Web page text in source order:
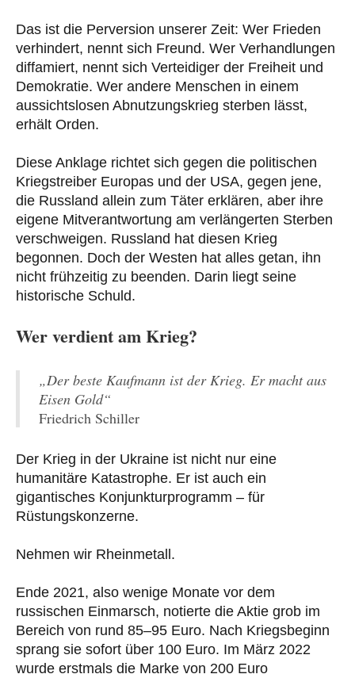
Das ist die Perversion unserer Zeit: Wer Frieden
verhindert, nennt sich Freund. Wer Verhandlungen
diffamiert, nennt sich Verteidiger der Freiheit und
Demokratie. Wer andere Menschen in einem
aussichtslosen Abnutzungskrieg sterben lässt,
erhält Orden.
Diese Anklage richtet sich gegen die politischen
Kriegstreiber Europas und der USA, gegen jene,
die Russland allein zum Täter erklären, aber ihre
eigene Mitverantwortung am verlängerten Sterben
verschweigen. Russland hat diesen Krieg
begonnen. Doch der Westen hat alles getan, ihn
nicht frühzeitig zu beenden. Darin liegt seine
historische Schuld.
Wer verdient am Krieg?
„Der beste Kaufmann ist der Krieg. Er macht aus
Eisen Gold“
Friedrich Schiller
Der Krieg in der Ukraine ist nicht nur eine
humanitäre Katastrophe. Er ist auch ein
gigantisches Konjunkturprogramm – für
Rüstungskonzerne.
Nehmen wir Rheinmetall.
Ende 2021, also wenige Monate vor dem
russischen Einmarsch, notierte die Aktie grob im
Bereich von rund 85–95 Euro. Nach Kriegsbeginn
sprang sie sofort über 100 Euro. Im März 2022
wurde erstmals die Marke von 200 Euro